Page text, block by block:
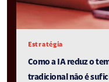
Estratégia
Como a IA reduz o
tradicional não é